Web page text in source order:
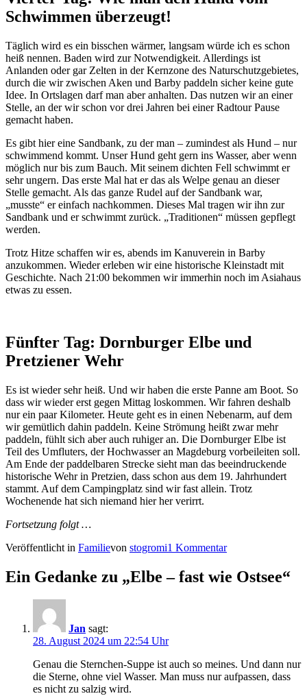
Schwimmen überzeugt!
Täglich wird es ein bisschen wärmer, langsam würde ich es schon
heiß nennen. Baden wird zur Notwendigkeit. Allerdings ist
Anlanden oder gar Zelten in der Kernzone des Naturschutzgebietes,
durch die wir zwischen Aken und Barby paddeln sicher keine gute
Idee. In Ortslagen darf man aber anhalten. Das nutzen wir an einer
Stelle, an der wir schon vor drei Jahren bei einer Radtour Pause
gemacht haben.
Es gibt hier eine Sandbank, zu der man – zumindest als Hund – nur
schwimmend kommt. Unser Hund geht gern ins Wasser, aber wenn
möglich nur bis zum Bauch. Mit seinem dichten Fell schwimmt er
sehr ungern. Das erste Mal hat er das als Welpe genau an dieser
Stelle gemacht. Als das ganze Rudel auf der Sandbank war,
„musste“ er einfach nachkommen. Dieses Mal tragen wir ihn zur
Sandbank und er schwimmt zurück. „Traditionen“ müssen gepflegt
werden.
Trotz Hitze schaffen wir es, abends im Kanuverein in Barby
anzukommen. Wieder erleben wir eine historische Kleinstadt mit
Geschichte. Nach 21:00 bekommen wir immerhin noch im Asiahaus
etwas zu essen.
Fünfter Tag: Dornburger Elbe und
Pretziener Wehr
Es ist wieder sehr heiß. Und wir haben die erste Panne am Boot. So
dass wir wieder erst gegen Mittag loskommen. Wir fahren deshalb
nur ein paar Kilometer. Heute geht es in einen Nebenarm, auf dem
wir gemütlich dahin paddeln. Keine Strömung heißt zwar mehr
paddeln, fühlt sich aber auch ruhiger an. Die Dornburger Elbe ist
Teil des Umfluters, der Hochwasser an Magdeburg vorbeileiten soll.
Am Ende der paddelbaren Strecke sieht man das beeindruckende
historische Wehr in Pretzien, dass schon aus dem 19. Jahrhundert
stammt. Auf dem Campingplatz sind wir fast allein. Trotz
Wochenende hat sich niemand hier her verirrt.
Fortsetzung folgt …
Veröffentlicht in Familievon stogromi1 Kommentar
Ein Gedanke zu „Elbe – fast wie Ostsee“
Jan sagt:
28. August 2024 um 22:54 Uhr
Genau die Sternchen-Suppe ist auch so meines. Und dann nur
die Sterne, ohne viel Wasser. Man muss nur aufpassen, dass
es nicht zu salzig wird.